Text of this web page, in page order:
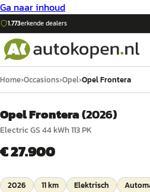
Ga naar inhoud
1.773erkende dealers
Home›Occasions›Opel›Opel Frontera
Opel Frontera(2026)
Electric GS 44 kWh 113 PK
€ 27.900
2026 11 km Elektrisch